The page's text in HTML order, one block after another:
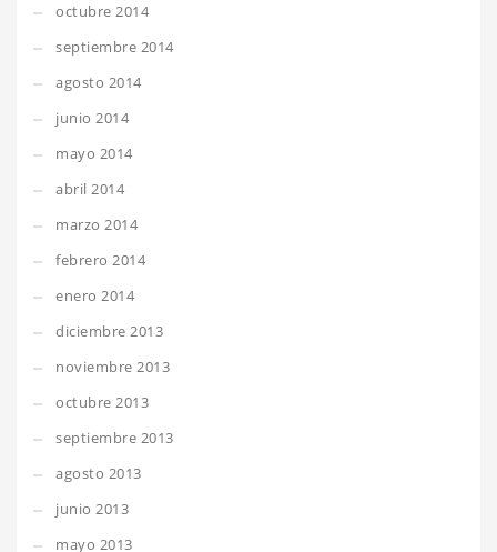
octubre 2014
septiembre 2014
agosto 2014
junio 2014
mayo 2014
abril 2014
marzo 2014
febrero 2014
enero 2014
diciembre 2013
noviembre 2013
octubre 2013
septiembre 2013
agosto 2013
junio 2013
mayo 2013